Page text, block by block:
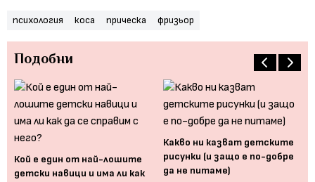
психология коса прическа фризьор
Подобни
Кой е един от най-лошите
детски навици и има ли как
Какво ни казват детските
рисунки (и защо е по-добре
да не питаме)